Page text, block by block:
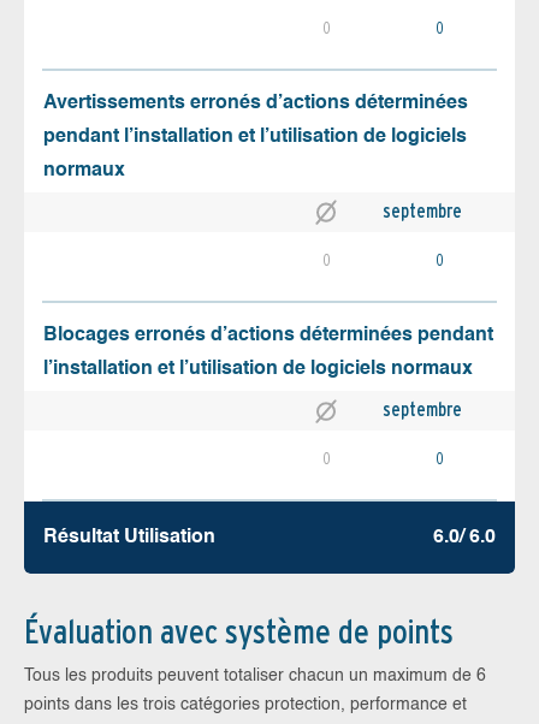
0 0
Avertissements erronés d’actions déterminées
pendant l’installation et l’utilisation de logiciels
normaux
septembre
0 0
Blocages erronés d’actions déterminées pendant
l’installation et l’utilisation de logiciels normaux
septembre
0 0
Résultat Utilisation 6.0/ 6.0
Évaluation avec système de points
Tous les produits peuvent totaliser chacun un maximum de 6
points dans les trois catégories protection, performance et